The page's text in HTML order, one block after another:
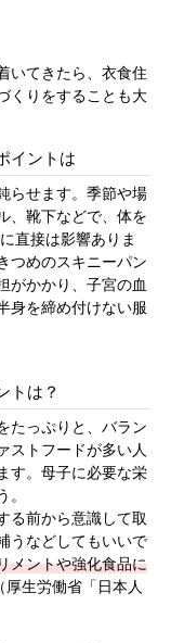
いてきたら、衣食住
くりをすることも大
イントは
らせます。季節や場
、靴下などで、体を
直接は影響ありま
つめのスキニーパン
がかかり、子宮の血
身を締め付けない服
トは？
たっぷりと、バラン
ストフードが多い人
す。母子に必要な栄
る前から意識して取
うなどしてもいいで
メントや強化食品に
（厚生労働省「日本人